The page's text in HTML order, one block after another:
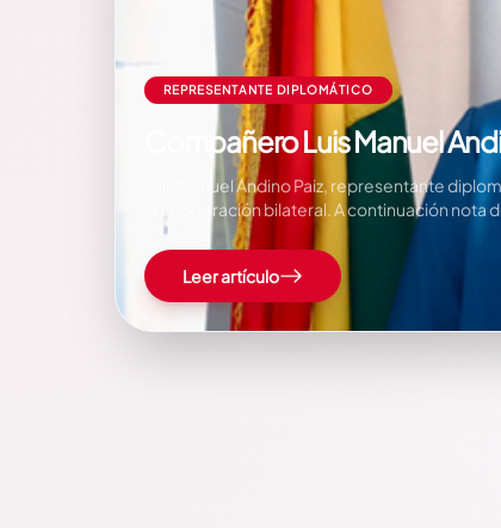
REPRESENTANTE DIPLOMÁTICO
Compañero Luis Manuel
Luis Manuel Andino Paiz, representante
la cooperación bilateral. A continuación nota
Leer artículo